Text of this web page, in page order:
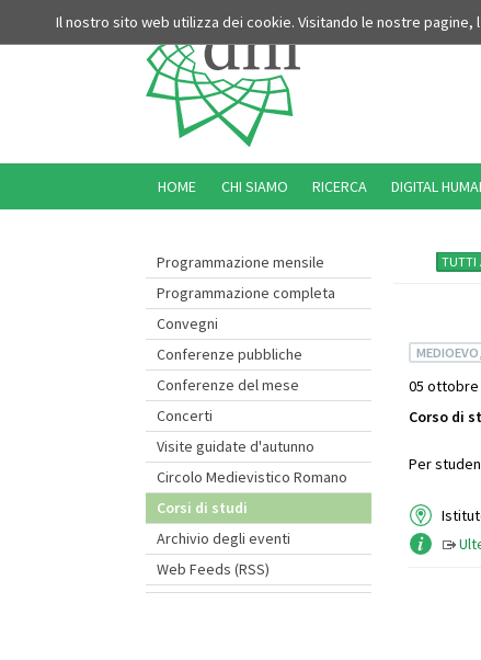
Il nostro sito web utilizza dei cookie. Visitando le nostre
Programmazione mensile
Programmazione completa
Convegni
Conferenze pubbliche
Conferenze del mese
Concerti
Visite guidate d'autunno
Circolo Medievistico Romano
Corsi di studi
Archivio degli eventi
Web Feeds (RSS)
TUTTI
05 ottobre
Corso di
Per
HOME CHI SIAMO RICERCA DIGITAL